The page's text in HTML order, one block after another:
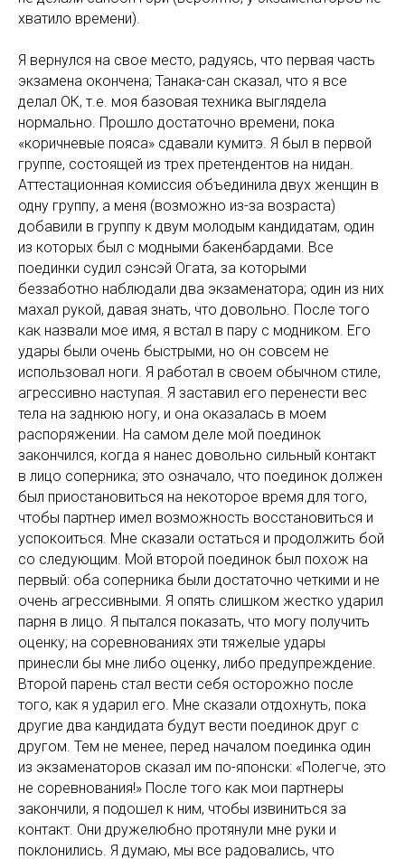
хватило времени).
Я вернулся на свое место, радуясь, что первая часть
экзамена окончена; Танака-сан сказал, что я все
делал ОК, т.е. моя базовая техника выглядела
нормально. Прошло достаточно времени, пока
«коричневые пояса» сдавали кумитэ. Я был в первой
группе, состоящей из трех претендентов на нидан.
Аттестационная комиссия объединила двух женщин в
одну группу, а меня (возможно из-за возраста)
добавили в группу к двум молодым кандидатам, один
из которых был с модными бакенбардами. Все
поединки судил сэнсэй Огата, за которыми
беззаботно наблюдали два экзаменатора; один из них
махал рукой, давая знать, что довольно. После того
как назвали мое имя, я встал в пару с модником. Его
удары были очень быстрыми, но он совсем не
использовал ноги. Я работал в своем обычном стиле,
агрессивно наступая. Я заставил его перенести вес
тела на заднюю ногу, и она оказалась в моем
распоряжении. На самом деле мой поединок
закончился, когда я нанес довольно сильный контакт
в лицо соперника; это означало, что поединок должен
был приостановиться на некоторое время для того,
чтобы партнер имел возможность восстановиться и
успокоиться. Мне сказали остаться и продолжить бой
со следующим. Мой второй поединок был похож на
первый: оба соперника были достаточно четкими и не
очень агрессивными. Я опять слишком жестко ударил
парня в лицо. Я пытался показать, что могу получить
оценку; на соревнованиях эти тяжелые удары
принесли бы мне либо оценку, либо предупреждение.
Второй парень стал вести себя осторожно после
того, как я ударил его. Мне сказали отдохнуть, пока
другие два кандидата будут вести поединок друг с
другом. Тем не менее, перед началом поединка один
из экзаменаторов сказал им по-японски: «Полегче, это
не соревнования!» После того как мои партнеры
закончили, я подошел к ним, чтобы извиниться за
контакт. Они дружелюбно протянули мне руки и
поклонились. Я думаю, мы все радовались, что